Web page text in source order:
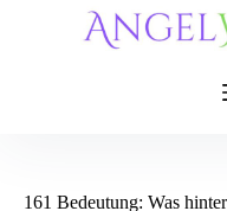
161 Bedeutung: Was